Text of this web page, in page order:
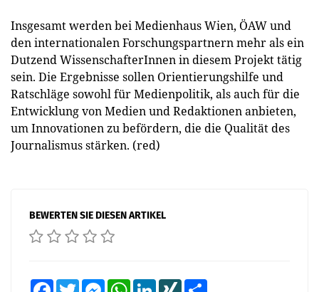
Insgesamt werden bei Medienhaus Wien, ÖAW und
den internationalen Forschungspartnern mehr als ein
Dutzend WissenschafterInnen in diesem Projekt tätig
sein. Die Ergebnisse sollen Orientierungshilfe und
Ratschläge sowohl für Medienpolitik, als auch für die
Entwicklung von Medien und Redaktionen anbieten,
um Innovationen zu befördern, die die Qualität des
Journalismus stärken. (red)
BEWERTEN SIE DIESEN ARTIKEL
FacebookTwitter MessengerWhatsAppLinkedInXING